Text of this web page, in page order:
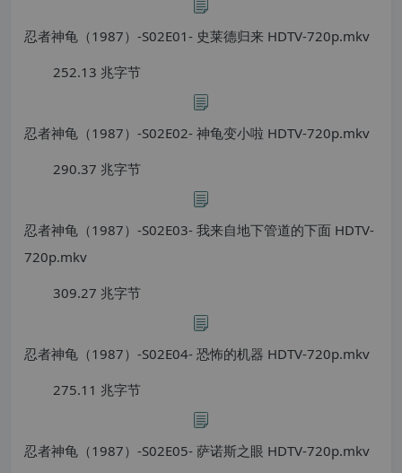
忍者神龟（1987）-S02E01- 史莱德归来 HDTV-720p.mkv
252.13 兆字节
忍者神龟（1987）-S02E02- 神龟变小啦 HDTV-720p.mkv
290.37 兆字节
忍者神龟（1987）-S02E03- 我来自地下管道的下面 HDTV-
720p.mkv
309.27 兆字节
忍者神龟（1987）-S02E04- 恐怖的机器 HDTV-720p.mkv
275.11 兆字节
忍者神龟（1987）-S02E05- 萨诺斯之眼 HDTV-720p.mkv